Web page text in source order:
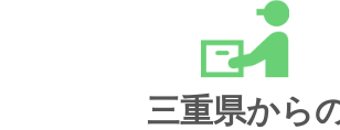
三重県から